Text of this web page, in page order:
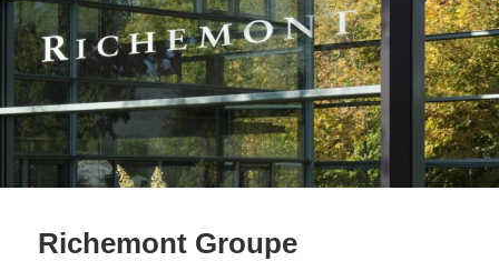
Richemont Groupe